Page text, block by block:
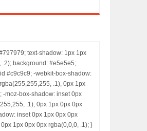
text-shadow: 1px 1px
background: #e5e5e5;
#c9c9c9; -webkit-box-shadow:
.1), 0px 1px
-moz-box-shadow: inset 0px
.1), 0px 1px 0px 0px
inset 0px 1px 0px 0px
1px 0px 0px rgba(0,0,0, .1); }